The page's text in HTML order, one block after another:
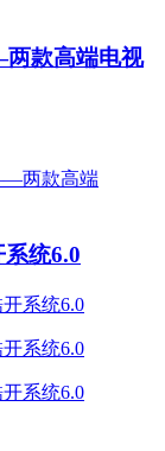
款高端电视
统6.0